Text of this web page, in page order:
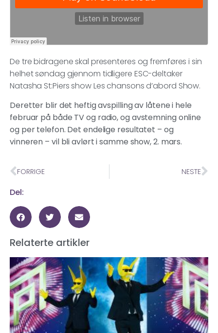
De tre bidragene skal presenteres og fremføres i sin
helhet søndag gjennom tidligere ESC-deltaker
Natasha St:Piers show Les chansons d’abord Show.
Deretter blir det heftig avspilling av låtene i hele
februar på både TV og radio, og avstemning online
og per telefon. Det endelige resultatet – og
vinneren – vil bli avlørt i samme show, 2. mars.
FORRIGE NESTE
Del:
Relaterte artikler